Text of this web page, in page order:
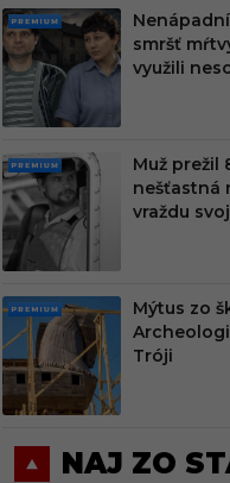
PRE
MIU
M
smršť
využili
PRE
MIU
M
Muž prežil
nešťastná
vraždu
PRE
MIU
M
Mýtus zo
Tróji
NAJ ZO